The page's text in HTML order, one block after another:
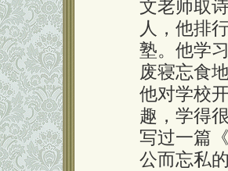
文老师取
人，他排
塾。他学
废寝忘食
他对学校
趣，学得
写过一篇
公而忘私